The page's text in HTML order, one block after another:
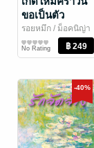
ขอเป็นตัว
มารดาไร้ใจ
รอยหมึก / ม็อคนิญ่า
นิยายรัก
No Rating
-40%